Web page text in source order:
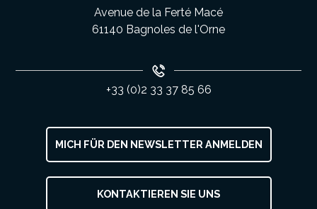
MICH FÜR DEN NEWSLETTER ANMELDEN
KONTAKTIEREN SIE UNS
Avenue de la Ferté Macé
61140 Bagnoles de l'Orne
+33 (0)2 33 37 85 66